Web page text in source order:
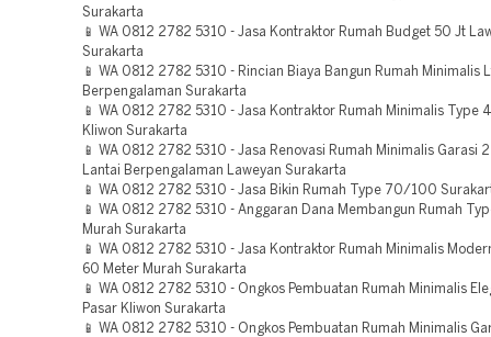
Surakarta
📱 WA 0812 2782 5310 - Jasa Kontraktor Rumah Budget 50 Jt
Surakarta
📱 WA 0812 2782 5310 - Rincian Biaya Bangun Rumah Minimalis
Berpengalaman Surakarta
📱 WA 0812 2782 5310 - Jasa Kontraktor Rumah Minimalis Type
Kliwon Surakarta
📱 WA 0812 2782 5310 - Jasa Renovasi Rumah Minimalis Garasi
Lantai Berpengalaman Laweyan Surakarta
📱 WA 0812 2782 5310 - Jasa Bikin Rumah Type 70/100
📱 WA 0812 2782 5310 - Anggaran Dana Membangun Rumah
Murah Surakarta
📱 WA 0812 2782 5310 - Jasa Kontraktor Rumah Minimalis
60 Meter Murah Surakarta
📱 WA 0812 2782 5310 - Ongkos Pembuatan Rumah Minimalis
Pasar Kliwon Surakarta
📱 WA 0812 2782 5310 - Ongkos Pembuatan Rumah Minimalis